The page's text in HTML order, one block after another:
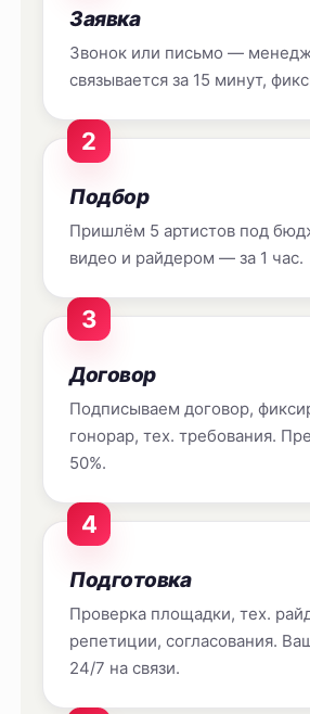
Заявка
Звонок или письмо —
связывается за 15 минут,
2
Подбор
Пришлём 5 артистов под
видео и райдером — за 1 час.
3
Договор
Подписываем договор,
гонорар, тех. требования.
50%.
4
Подготовка
Проверка площадки, тех.
репетиции, согласования.
24/7 на связи.